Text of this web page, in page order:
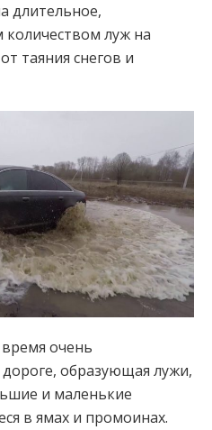
длительное,
луж на
таяния снегов и
очень
образующая лужи,
и маленькие
в ямах и промоинах.